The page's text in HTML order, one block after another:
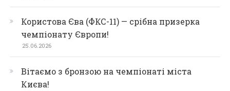
Користова Єва (ФКС-11) — срібна призерка
чемпіонату Європи!
25.06.2026
Вітаємо з бронзою на чемпіонаті міста
Києва!